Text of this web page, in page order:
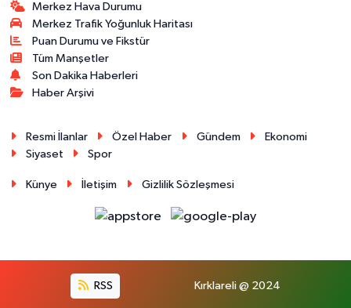
Merkez Hava Durumu
Merkez Trafik Yoğunluk Haritası
Puan Durumu ve Fikstür
Tüm Manşetler
Son Dakika Haberleri
Haber Arşivi
Resmi İlanlar Özel Haber Gündem
Ekonomi
Siyaset
Spor
Künye İletişim Gizlilik Sözleşmesi
RSS Kırklareli @ 2024